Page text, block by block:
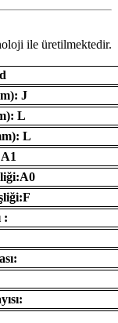
ile üretilmektedir.
J
L
L
: